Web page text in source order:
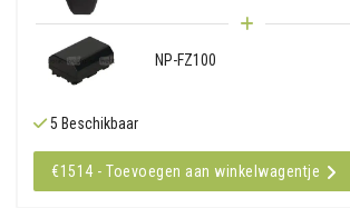
NP-FZ100
5 Beschikbaar
€1514 - Toevoegen aan winkelwagentje